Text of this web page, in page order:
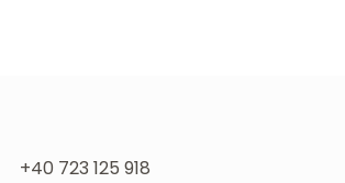
+40 723 125 918